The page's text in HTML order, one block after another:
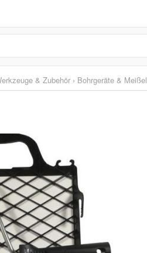
& Zubehör › Bohrgeräte & Meißel